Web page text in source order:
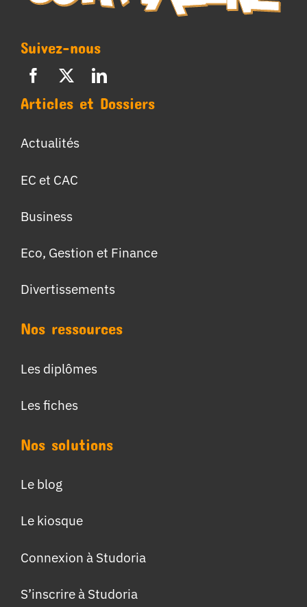
Suivez-nous
Articles et Dossiers
Actualités
EC et CAC
Business
Eco, Gestion et Finance
Divertissements
Nos ressources
Les diplômes
Les fiches
Nos solutions
Le blog
Le kiosque
Connexion à Studoria
S’inscrire à Studoria